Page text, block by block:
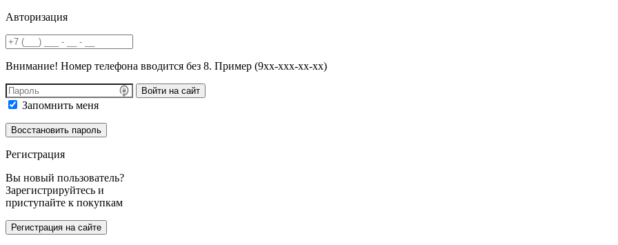
Авторизация
Внимание! Номер телефона вводится без 8. Пример (9хх-ххх-хх-хх)
Войти на сайт
Запомнить меня
Регистрация
Вы новый пользователь?
Зарегистрируйтесь и
приступайте к покупкам